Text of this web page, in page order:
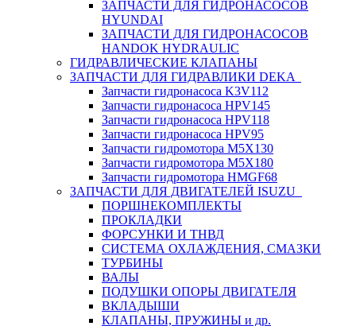
ЗАПЧАСТИ ДЛЯ ГИДРОНАСОСОВ
HYUNDAI
ЗАПЧАСТИ ДЛЯ ГИДРОНАСОСОВ
HANDOK HYDRAULIC
ГИДРАВЛИЧЕСКИЕ КЛАПАНЫ
ЗАПЧАСТИ ДЛЯ ГИДРАВЛИКИ DEKA
Запчасти гидронасоса K3V112
Запчасти гидронасоса HPV145
Запчасти гидронасоса HPV118
Запчасти гидронасоса HPV95
Запчасти гидромотора M5X130
Запчасти гидромотора M5X180
Запчасти гидромотора HMGF68
ЗАПЧАСТИ ДЛЯ ДВИГАТЕЛЕЙ ISUZU
ПОРШНЕКОМПЛЕКТЫ
ПРОКЛАДКИ
ФОРСУНКИ И ТНВД
СИСТЕМА ОХЛАЖДЕНИЯ, СМАЗКИ
ТУРБИНЫ
ВАЛЫ
ПОДУШКИ ОПОРЫ ДВИГАТЕЛЯ
ВКЛАДЫШИ
КЛАПАНЫ, ПРУЖИНЫ и др.